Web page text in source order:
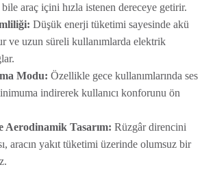
araç içini hızla istenen dereceye getirir.
Düşük enerji tüketimi sayesinde akü
ve uzun süreli kullanımlarda elektrik
Modu: Özellikle gece kullanımlarında ses
indirerek kullanıcı konforunu ön
Aerodinamik Tasarım: Rüzgâr direncini
aracın yakıt tüketimi üzerinde olumsuz bir